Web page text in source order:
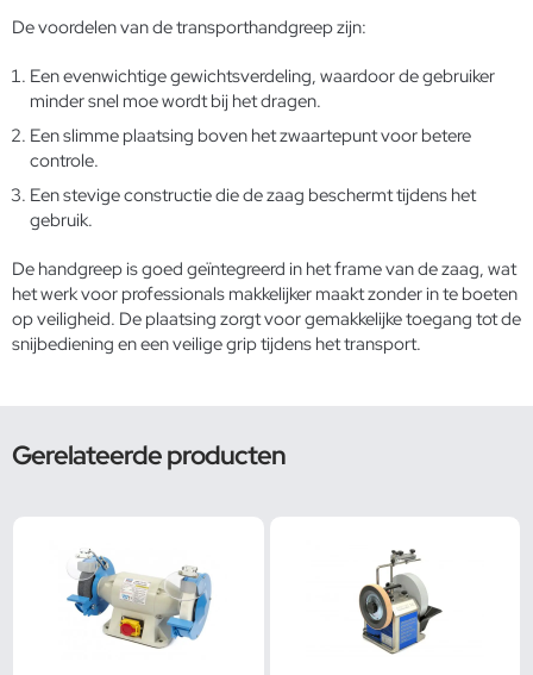
De voordelen van de transporthandgreep zijn:
Een evenwichtige gewichtsverdeling, waardoor de gebruiker
minder snel moe wordt bij het dragen.
Een slimme plaatsing boven het zwaartepunt voor betere
controle.
Een stevige constructie die de zaag beschermt tijdens het
gebruik.
De handgreep is goed geïntegreerd in het frame van de zaag, wat
het werk voor professionals makkelijker maakt zonder in te boeten
op veiligheid. De plaatsing zorgt voor gemakkelijke toegang tot de
snijbediening en een veilige grip tijdens het transport.
Gerelateerde producten